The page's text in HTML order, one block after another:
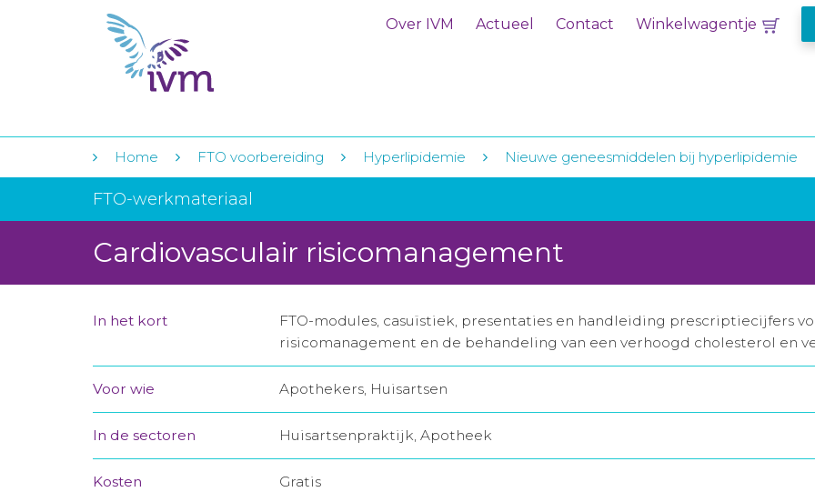
Over IVM Actueel Contact Winkelwagentje
Home FTO voorbereiding Hyperlipidemie Nieuwe geneesmiddelen bij hyperlipidemie
FTO-werkmateriaal
Cardiovasculair risicomanagement
In het kort
FTO-modules, casuïstiek, presentaties en handleiding prescriptiecijfers
risicomanagement en de behandeling van een verhoogd cholesterol en
Voor wie Apothekers, Huisartsen
In de sectoren Huisartsenpraktijk, Apotheek
Kosten Gratis